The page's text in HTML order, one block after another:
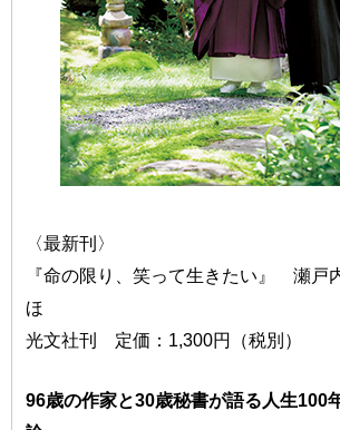
〈最新刊〉
『命の限り、笑って生きたい』 瀬戸
ほ
光文社刊 定価：1,300円（税別）
96歳の作家と30歳秘書が語る人生100